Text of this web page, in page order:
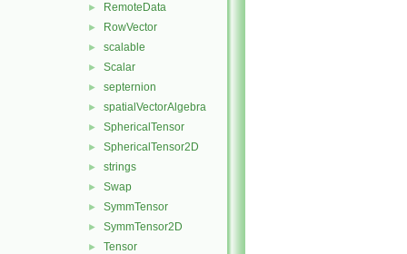
► RemoteData
► RowVector
► scalable
► Scalar
► septernion
► spatialVectorAlgebra
► SphericalTensor
► SphericalTensor2D
► strings
► Swap
► SymmTensor
► SymmTensor2D
► Tensor